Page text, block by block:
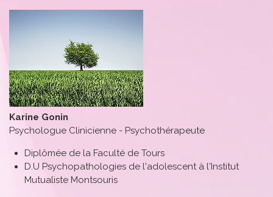
Karine Gonin
Psychologue Clinicienne - Psychothérapeute
Diplômée de la Faculté de Tours
D.U Psychopathologies de l'adolescent à l'Institut
Mutualiste Montsouris